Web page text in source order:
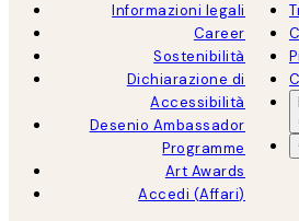
Informazioni legali
Career
Sostenibilità
Dichiarazione di
Accessibilità
Desenio Ambassador
Programme
Art Awards
Accedi (Affari)